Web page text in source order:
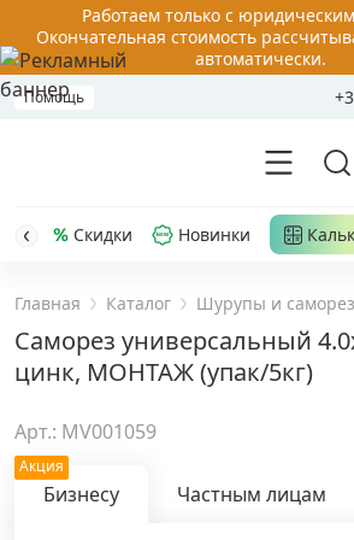
Работаем только с
Окончательная стоимость
автоматически.
Помощь
Акции
Распродажа
Уценка
Анкерная техника
Скидки Новинки
Главная Каталог Шурупы и
Саморез универсальный
цинк, МОНТАЖ (упак/5кг)
Арт.: MV001059
Акция
Бизнесу Частным лицам